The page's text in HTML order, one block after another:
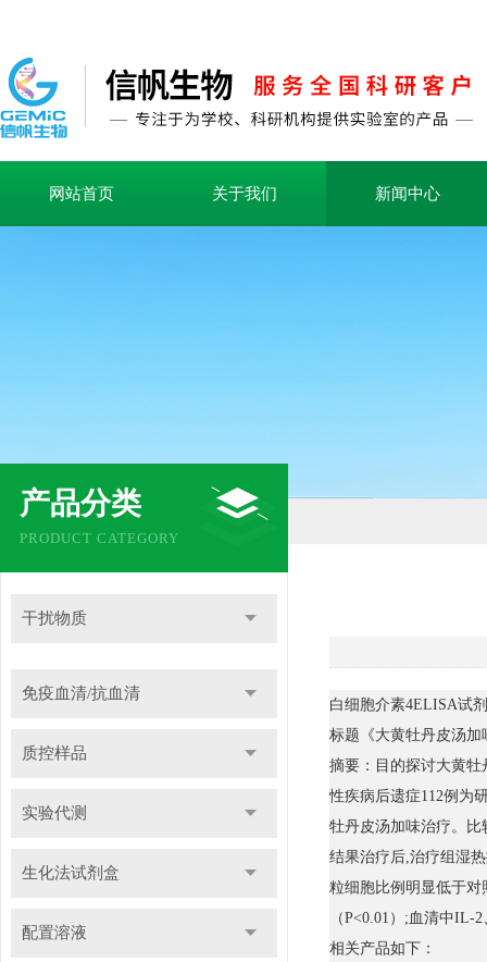
网站首页 关于我们 新闻中心
产品分类
PRODUCT CATEGORY
干扰物质
免疫血清/抗血清
质控样品
实验代测
生化法试剂盒
配置溶液
白细胞介素4ELISA试
标题《大黄牡丹皮汤
摘要：目的探讨大黄
性疾病后遗症112例为
牡丹皮汤加味治疗。
结果治疗后,治疗组湿
粒细胞比例明显低于对
（P<0.01）;血清中
相关产品如下：